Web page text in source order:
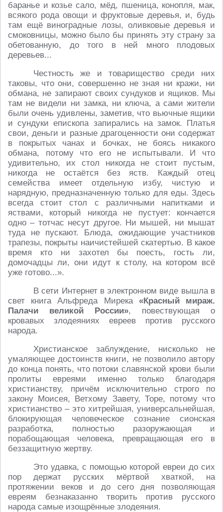
баранье и козье сало, мёд, пшеница, конопля, мак,
всякого рода овощи и фруктовые деревья, и, будь
там ещё виноградные лозы, оливковые деревья и
смоковницы, можно было бы принять эту страну за
обетованную, до того в ней много плодовых
деревьев...
Честность же и товарищество среди них
таковы, что они, совершенно не зная ни кражи, ни
обмана, не запирают своих сундуков и ящиков. Мы
там не видели ни замка, ни ключа, а сами жители
были очень удивлены, заметив, что вьючные ящики
и сундуки епископа запирались на замок. Платья
свои, деньги и разные драгоценности они содержат
в покрытых чанах и бочках, не боясь никакого
обмана, потому что его не испытывали. И что
удивительно, их стол никогда не стоит пустым,
никогда не остаётся без яств. Каждый отец
семейства имеет отдельную избу, чистую и
нарядную, предназначенную только для еды. Здесь
всегда стоит стол с различными напитками и
яствами, который никогда не пустует: кончается
одно – тотчас несут другое. Ни мышей, ни мышат
туда не пускают. Блюда, ожидающие участников
трапезы, покрыты наичистейшей скатертью. В какое
время кто ни захотел бы поесть, гость ли,
домочадцы ли, они идут к столу, на котором всё
уже готово...».
В сети Интернет в электронном виде вышла в
свет книга Альфреда Мирека «Красный мираж.
Палачи великой России», повествующая о
кровавых злодеяниях евреев против русского
народа.
Христианское заблуждение, нисколько не
умаляющее достоинств книги, не позволило автору
до конца понять, что потоки славянской крови были
пролиты евреями именно только благодаря
христианству, причём исключительно строго по
закону Моисея, Ветхому Завету, Торе, потому что
христианство – это хитрейшая, универсальнейшая,
блокирующая человеческое сознание сионская
разработка, полностью разоружающая и
порабощающая человека, превращающая его в
беззащитную жертву.
Это удавка, с помощью которой евреи до сих
пор держат русских мёртвой хваткой, на
протяжении веков и до сего дня позволяющая
евреям безнаказанно творить против русского
народа самые изощрённые злодеяния.